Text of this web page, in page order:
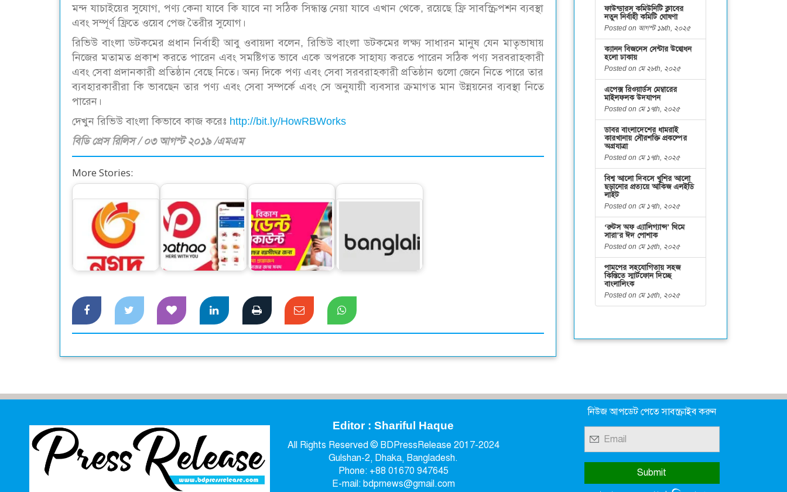
মন্দ যাচাইয়ের সুযোগ, পণ্য কেনা যাবে কি যাবে না সঠিক সিন্ধান্ত নেয়া যাবে এখান থেকে, রয়েছে ফ্রি সাবস্ক্রিপশন ব্যবস্থা
এবং সম্পূর্ণ ফ্রিতে ওয়েব পেজ তৈরীর সুযোগ।
রিভিউ বাংলা ডটকমের প্রধান নির্বাহী আবু ওবায়দা বলেন, রিভিউ বাংলা ডটকমের লক্ষ্য সাধারন মানুষ যেন মাতৃভাষায়
নিজের মতামত প্রকাশ করতে পারেন এবং সমষ্টিগত ভাবে একে অপরকে সাহায্য করতে পারেন সঠিক পণ্য সরবরাহকারী
এবং সেবা প্রদানকারী প্রতিষ্ঠান বেছে নিতে। অন্য দিকে পণ্য এবং সেবা সরবরাহকারী প্রতিষ্ঠান গুলো জেনে নিতে পারে তার
ব্যবহারকারীরা কি ভাবছেন তার পণ্য এবং সেবা সম্পর্কে এবং সে অনুযায়ী ব্যবসার ক্রমাগত মান উন্নয়নের ব্যবস্থা নিতে
পারেন।
দেখুন রিভিউ বাংলা কিভাবে কাজ করেঃ http://bit.ly/HowRBWorks
বিডি প্রেস রিলিস / ০৩ আগস্ট ২০১৯ /এমএম
More Stories:
আর্থিক খাত অস্থিতিশীল
করতে নগদের বিপক্ষে
চক্রান্ত হচ্ছে
পাঠাও ফিনটেক
ট্রান্সফরমেশনকে এগিয়ে
নিতে…
বিকাশের স্টুডেন্ট
অ্যাকাউন্ট ক্যাশলেস
লেনদেনে…
বাংলালিংক পেল
ডিজিটাল লেনদেন সেবার
ফাউন্ডারস কমিউনিটি ক্লাবের
নতুন নির্বাহী কমিটি ঘোষণা
Posted on আগস্ট ১৯th, ২০২৫
ক্যানন বিজনেস সেন্টার উদ্বোধন
হলো ঢাকায়
Posted on মে ২৮th, ২০২৫
এপেক্স রিওয়ার্ডস মেম্বারের
মাইলফলক উদযাপন
Posted on মে ১৭th, ২০২৫
ডাবর বাংলাদেশের ধামরাই
কারখানায় সৌরশক্তি প্রকল্পের
অগ্রযাত্রা
Posted on মে ১৭th, ২০২৫
বিশ্ব আলো দিবসে খুশির আলো
ছড়ানোর প্রত্যয়ে আকিজ এলইডি
লাইট
Posted on মে ১৭th, ২০২৫
‘রুটস অফ এ্যালিগ্যান্স’ থিমে
সারা’র ঈদ পোশাক
Posted on মে ১৫th, ২০২৫
পামপের সহযোগিতায় সহজ
কিস্তিতে স্মার্টফোন দিচ্ছে
বাংলালিংক
Posted on মে ১৫th, ২০২৫
Editor : Shariful Haque
All Rights Reserved © BDPressRelease 2017-2024
Gulshan-2, Dhaka, Bangladesh.
Phone: +88 01670 947645
E-mail: bdprnews@gmail.com
নিউজ আপডেট পেতে সাবস্ক্রাইব করুন